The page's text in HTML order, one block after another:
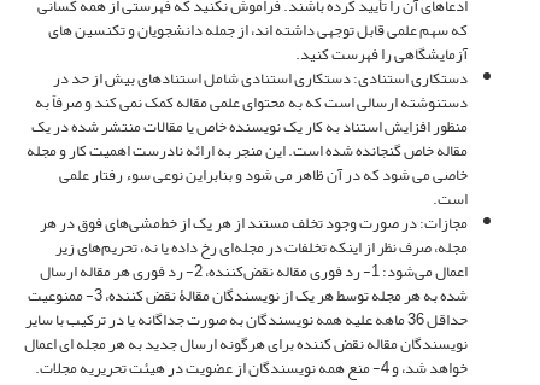
که سهم علمی قابل توجهی داشته اند، از جمله دانشجویان و تکنسین های
آزمایشگاهی را فهرست کنید.
دستکاری استنادی: دستکاری استنادی شامل استنادهای بیش از حد در
دستنوشته ارسالی است که به محتوای علمی مقاله کمک نمی کند و صرفاً به
منظور افزایش استناد به کار یک نویسنده خاص یا مقالات منتشر شده در یک
مقاله خاص گنجانده شده است. این منجر به ارائه نادرست اهمیت کار و مجله
خاصی می شود که در آن ظاهر می شود و بنابراین نوعی سوء رفتار علمی
است.
مجازات: در صورت وجود تخلف مستند از هر یک از خط‌مشی‌های فوق در هر
مجله، صرف نظر از اینکه تخلفات در مجله‌ای رخ داده یا نه، تحریم‌های زیر
اعمال می‌شود: 1- رد فوری مقاله نقض‌کننده، 2- رد فوری هر مقاله ارسال
شده به هر مجله توسط هر یک از نویسندگان مقالۀ نقض کننده، 3- ممنوعیت
حداقل 36 ماهه علیه همه نویسندگان به صورت جداگانه یا در ترکیب با سایر
نویسندگان مقاله نقض کننده برای هرگونه ارسال جدید به هر مجله ای اعمال
خواهد شد، و 4- منع همه نویسندگان از عضویت در هیئت تحریریه مجلات.